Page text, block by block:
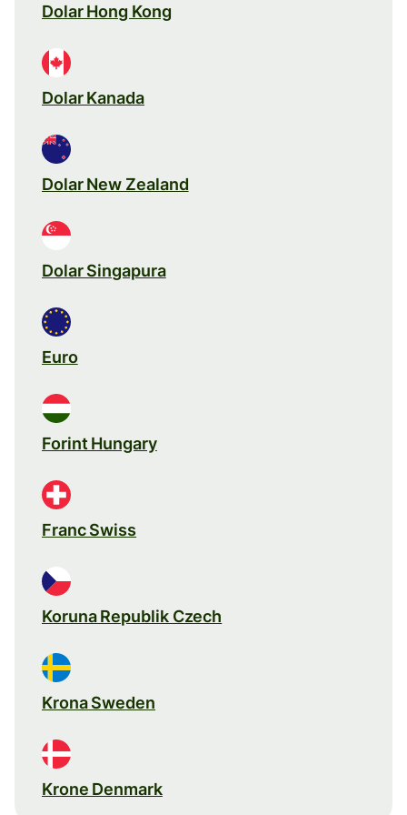
Dolar Hong Kong
Dolar Kanada
Dolar New Zealand
Dolar Singapura
Euro
Forint Hungary
Franc Swiss
Koruna Republik Czech
Krona Sweden
Krone Denmark